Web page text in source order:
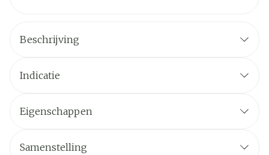
Beschrijving
Indicatie
Eigenschappen
Samenstelling